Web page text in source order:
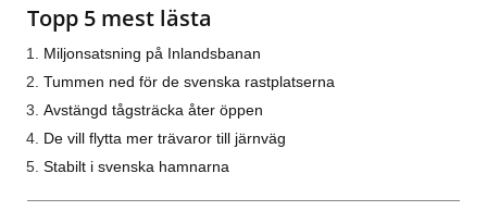
Topp 5 mest lästa
Miljonsatsning på Inlandsbanan
Tummen ned för de svenska rastplatserna
Avstängd tågsträcka åter öppen
De vill flytta mer trävaror till järnväg
Stabilt i svenska hamnarna